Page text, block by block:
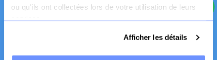
ou qu'ils ont collectées lors de votre utilisation de leurs
services.
Afficher les détails